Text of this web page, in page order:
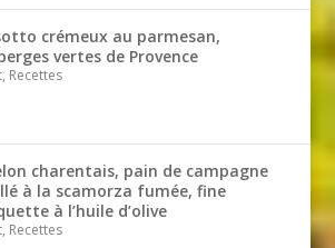
crémeux au parmesan,
vertes de Provence
Recettes
charentais, pain de campagne
à la scamorza fumée, fine
à l’huile d’olive
Recettes